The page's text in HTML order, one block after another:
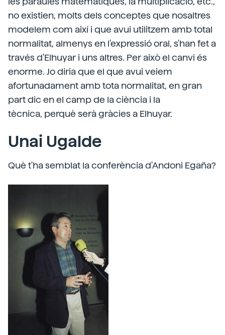
no existien, molts dels conceptes que nosaltres
modelem com així i que avui utilitzem amb total
normalitat, almenys en l'expressió oral, s'han fet a
través d'Elhuyar i uns altres. Per això el canvi és
enorme. Jo diria que el que avui veiem
afortunadament amb tota normalitat, en gran
part dic en el camp de la ciència i la
tècnica, perquè serà gràcies a Elhuyar.
Unai Ugalde
Què t'ha semblat la conferència d'Andoni Egaña?